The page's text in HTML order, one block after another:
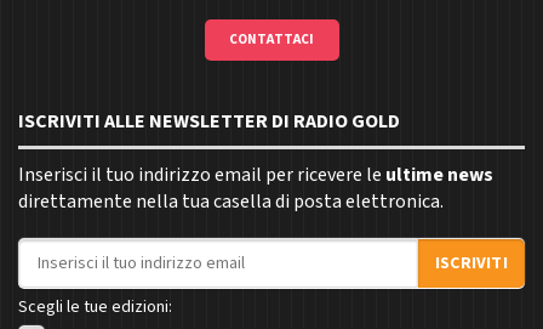
CONTATTACI
ISCRIVITI ALLE NEWSLETTER DI RADIO GOLD
Inserisci il tuo indirizzo email per ricevere le ultime news
direttamente nella tua casella di posta elettronica.
Indirizzo email
ISCRIVITI
Scegli le tue edizioni: